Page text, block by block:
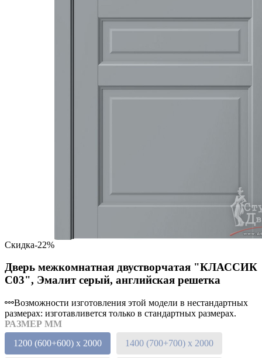
Скидка-22%
Дверь межкомнатная двустворчатая "КЛАССИК
C03", Эмалит серый, английская решетка
Возможности изготовления этой модели в нестандартных
размерах: изготавливется только в стандартных размерах.
РАЗМЕР ММ
1200 (600+600) х 2000
1400 (700+700) х 2000